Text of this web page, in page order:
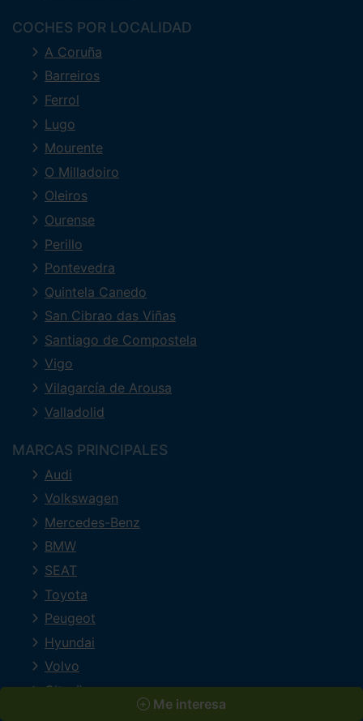
Me interesa
COCHES POR LOCALIDAD
A Coruña
Barreiros
Ferrol
Lugo
Mourente
O Milladoiro
Oleiros
Ourense
Perillo
Pontevedra
Quintela Canedo
San Cibrao das Viñas
Santiago de Compostela
Vigo
Vilagarcía de Arousa
Valladolid
MARCAS PRINCIPALES
Audi
Volkswagen
Mercedes-Benz
BMW
SEAT
Toyota
Peugeot
Hyundai
Volvo
Citroën